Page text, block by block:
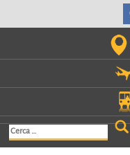
Ricerca
per: